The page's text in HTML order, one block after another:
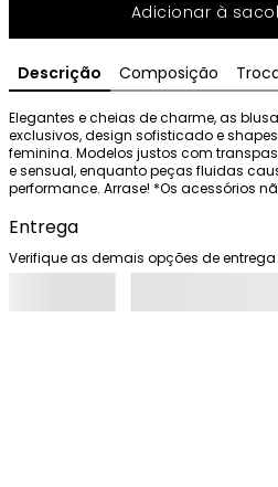
Adicionar à
Descrição Composição
Elegantes e cheias de charme, as
exclusivos, design sofisticado e
feminina. Modelos justos com
e sensual, enquanto peças fluidas
performance. Arrase! *Os acessórios
Entrega
Verifique as demais opções de